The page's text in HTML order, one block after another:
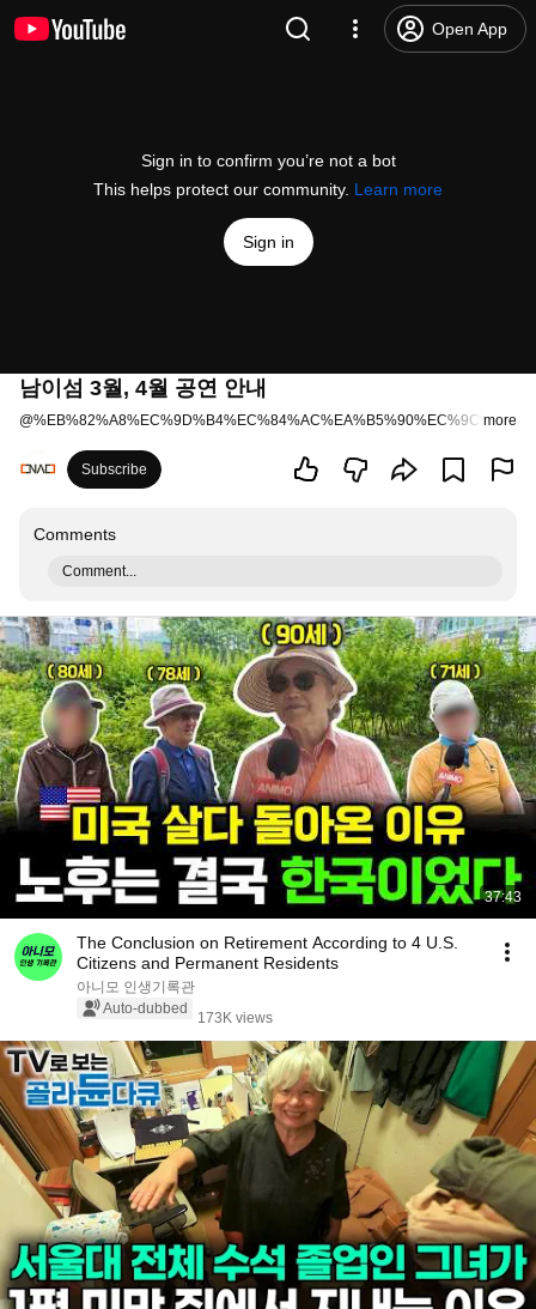
Open App
Sign in to confirm you’re not a bot
This helps protect our community. Learn more
Sign in
남이섬 3월, 4월 공연 안내
@ more
Subscribe
Comments
Comment...
37:43
The Conclusion on Retirement According to 4 U.S.
Citizens and Permanent Residents
아니모 인생기록관
Auto-dubbed
173K views